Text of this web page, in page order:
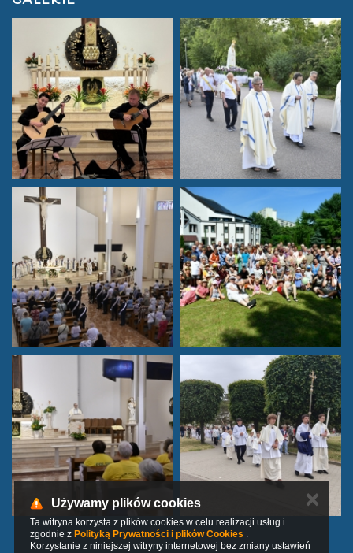
Używamy plików cookies
Ta witryna korzysta z plików cookies w celu realizacji usług i
zgodnie z Polityką Prywatności i plików Cookies .
Korzystanie z niniejszej witryny internetowej bez zmiany ustawień
✕